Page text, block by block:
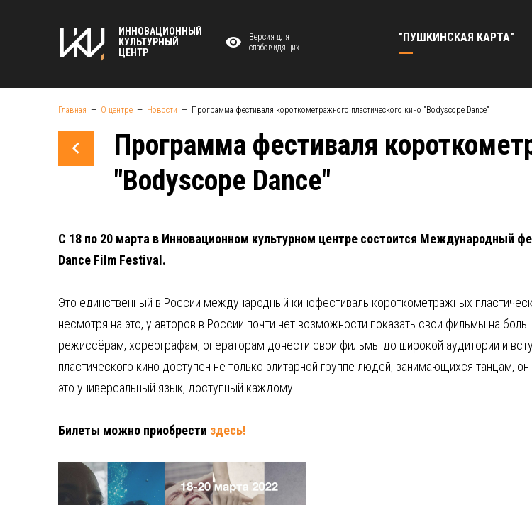
ИННОВАЦИОННЫЙ
КУЛЬТУРНЫЙ
ЦЕНТР
Версия для
слабовидящих
"ПУШКИНСКАЯ КАРТА"
Главная О центре Новости Программа фестиваля короткометражного пластического кино "Bodyscope Dance"
Программа фестиваля
"Bodyscope Dance"
С 18 по 20 марта в Инновационном культурном центре состоится Международный
Dance Film Festival.
Это единственный в России международный кинофестиваль короткометражных
несмотря на это, у авторов в России почти нет возможности показать свои фильмы на
режиссёрам, хореографам, операторам донести свои фильмы до широкой аудитории и
пластического кино доступен не только элитарной группе людей, занимающихся танцам,
это универсальный язык, доступный каждому.
Билеты можно приобрести здесь!